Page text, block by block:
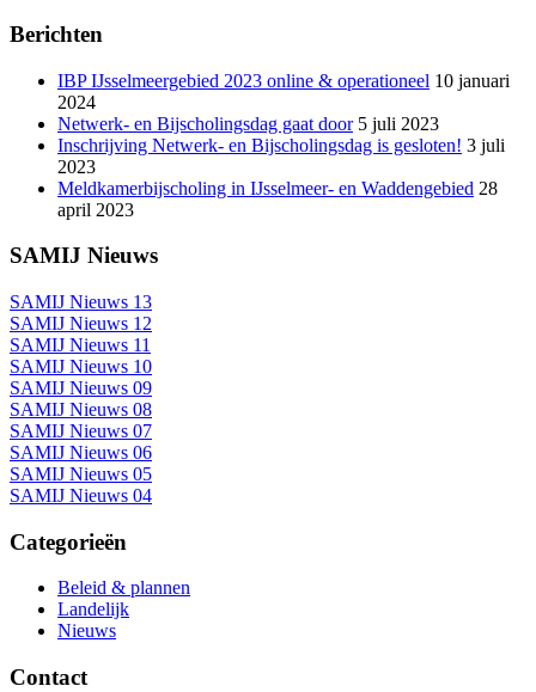
Berichten
IBP IJsselmeergebied 2023 online & operationeel 10 januari
2024
Netwerk- en Bijscholingsdag gaat door 5 juli 2023
Inschrijving Netwerk- en Bijscholingsdag is gesloten! 3 juli
2023
Meldkamerbijscholing in IJsselmeer- en Waddengebied 28
april 2023
SAMIJ Nieuws
SAMIJ Nieuws 13
SAMIJ Nieuws 12
SAMIJ Nieuws 11
SAMIJ Nieuws 10
SAMIJ Nieuws 09
SAMIJ Nieuws 08
SAMIJ Nieuws 07
SAMIJ Nieuws 06
SAMIJ Nieuws 05
SAMIJ Nieuws 04
Categorieën
Beleid & plannen
Landelijk
Nieuws
Contact